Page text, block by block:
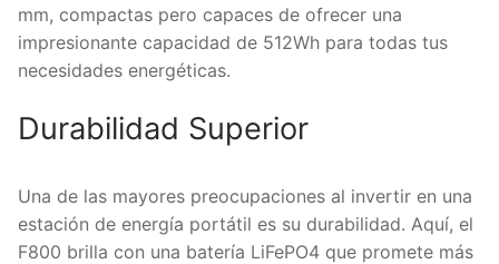
mm, compactas pero capaces de ofrecer una
impresionante capacidad de 512Wh para todas tus
necesidades energéticas.
Durabilidad Superior
Una de las mayores preocupaciones al invertir en una
estación de energía portátil es su durabilidad. Aquí, el
F800 brilla con una batería LiFePO4 que promete más